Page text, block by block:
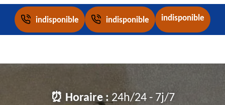
indisponible indisponible indisponible
⏰ Horaire : 24h/24 - 7j/7